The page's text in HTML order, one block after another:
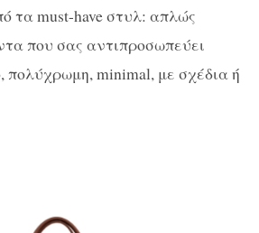
τα must-have στυλ: απλώς
που σας αντιπροσωπεύει
πολύχρωμη, minimal, με σχέδια ή